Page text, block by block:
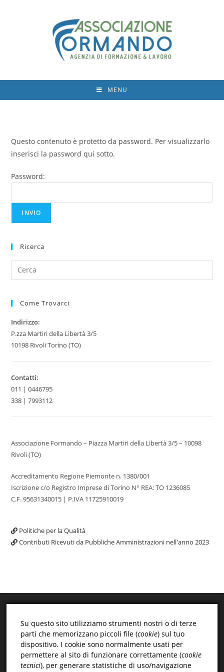
MENU
Questo contenuto è protetto da password. Per visualizzarlo
inserisci la password qui sotto.
Password:
Ricerca
Come Trovarci
Indirizzo:
P.zza Martiri della Libertà 3/5
10198 Rivoli Torino (TO)
Contatti:
011 | 0446795
338 | 7993112
Associazione Formando – Piazza Martiri della Libertà 3/5 – 10098
Rivoli (TO)
Accreditamento Regione Piemonte n. 1380/001
Iscrizione c/o Registro Imprese di Torino N° REA: TO 1236085
C.F. 95631340015 | P.IVA 11725910019
Politiche per la Qualità
Contributi Ricevuti da Pubbliche Amministrazioni nell'anno 2023
Su questo sito utilizziamo strumenti nostri o di terze
parti che memorizzano piccoli file (cookie) sul tuo
dispositivo. I cookie sono normalmente usati per
permettere al sito di funzionare correttamente (cookie
tecnici), per generare statistiche di uso/navigazione